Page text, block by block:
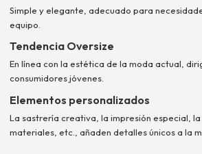
Simple y elegante, adecuado para
equipo.
Tendencia Oversize
En línea con la estética de la moda actual,
consumidores jóvenes.
Elementos personalizados
La sastrería creativa, la impresión especial,
materiales, etc., añaden detalles únicos a la